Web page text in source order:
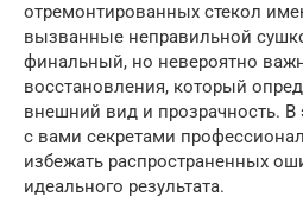
отремонтированных стекол
вызванные неправильной
финальный, но невероятно
восстановления, который
внешний вид и прозрачность. В
с вами секретами
избежать распространенных
идеального результата.